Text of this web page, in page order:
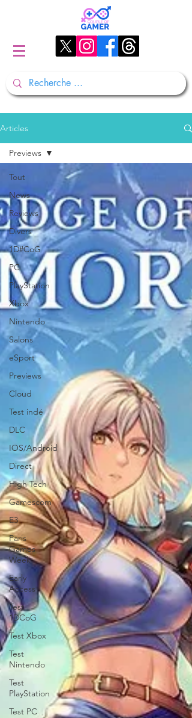
Articles
Tout
News
Reviews
Divers
1D#CoG
PC
PlayStation
Xbox
Nintendo
Salons
eSport
Previews
Cloud
Test indé
DLC
IOS/Android
Direct
High Tech
Gamescom
E3
Paris
Games
Week
Early
Access
Test
1DCoG
Test Xbox
Test
Nintendo
Test
PlayStation
Test PC
Previews